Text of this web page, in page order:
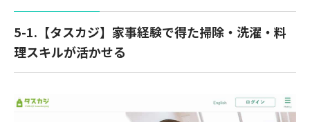
5-1.【タスカジ】家事経験で得た掃除・洗濯・料
理スキルが活かせる